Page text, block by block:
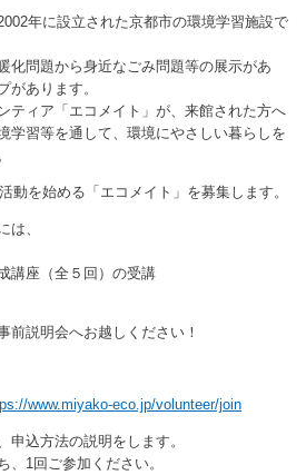
年に設立された京都市の環境学習施設で
化問題から身近なごみ問題等の展示があ
があります。
ティア「エコメイト」が、来館された方へ
学習等を通して、環境にやさしい暮らしを
動を始める「エコメイト」を募集します。
は、
講座（全５回）の受講
説明会へお越しください！
www.miyako-eco.jp/volunteer/join
申込方法の説明をします。
、1回ご参加ください。